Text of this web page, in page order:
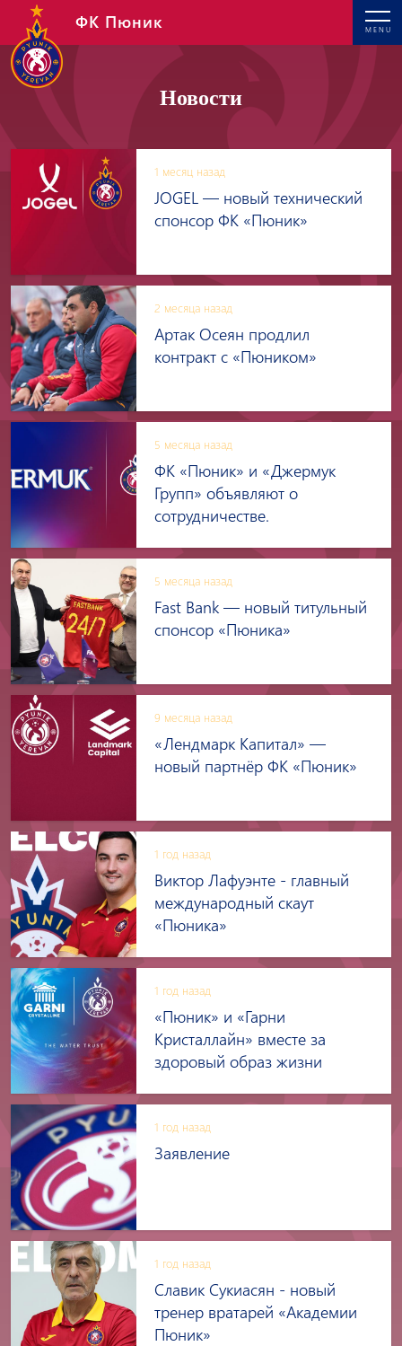
MENU
ФК Пюник
Новости
1 месяц назад
JOGEL — новый технический
спонсор ФК «Пюник»
2 месяца назад
Артак Осеян продлил
контракт с «Пюником»
5 месяца назад
ФК «Пюник» и «Джермук
Групп» объявляют о
сотрудничестве.
5 месяца назад
Fast Bank — новый титульный
спонсор «Пюника»
9 месяца назад
«Лендмарк Капитал» —
новый партнёр ФК «Пюник»
1 год назад
Виктор Лафуэнте - главный
международный скаут
«Пюника»
1 год назад
«Пюник» и «Гарни
Кристаллайн» вместе за
здоровый образ жизни
1 год назад
Заявление
1 год назад
Славик Сукиасян - новый
тренер вратарей «Академии
Пюник»